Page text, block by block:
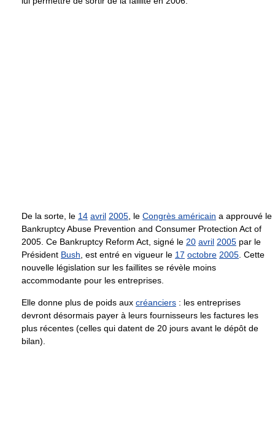
De la sorte, le 14 avril 2005 , le Congrès américain a approuvé le
Bankruptcy Abuse Prevention and Consumer Protection Act of
2005. Ce Bankruptcy Reform Act, signé le 20 avril 2005 par le
Président Bush , est entré en vigueur le 17 octobre 2005 . Cette
nouvelle législation sur les faillites se révèle moins
accommodante pour les entreprises.
Elle donne plus de poids aux créanciers : les entreprises
devront désormais payer à leurs fournisseurs les factures les
plus récentes (celles qui datent de 20 jours avant le dépôt de
bilan).